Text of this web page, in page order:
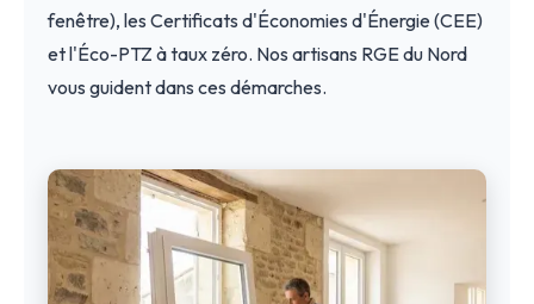
fenêtre), les Certificats d'Économies d'Énergie (CEE)
et l'Éco-PTZ à taux zéro. Nos artisans RGE du Nord
vous guident dans ces démarches.